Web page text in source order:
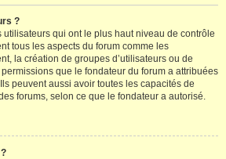
?
utilisateurs qui ont le plus haut niveau de contrôle
tous les aspects du forum comme les
la création de groupes d’utilisateurs ou de
que le fondateur du forum a attribuées
peuvent aussi avoir toutes les capacités de
forums, selon ce que le fondateur a autorisé.